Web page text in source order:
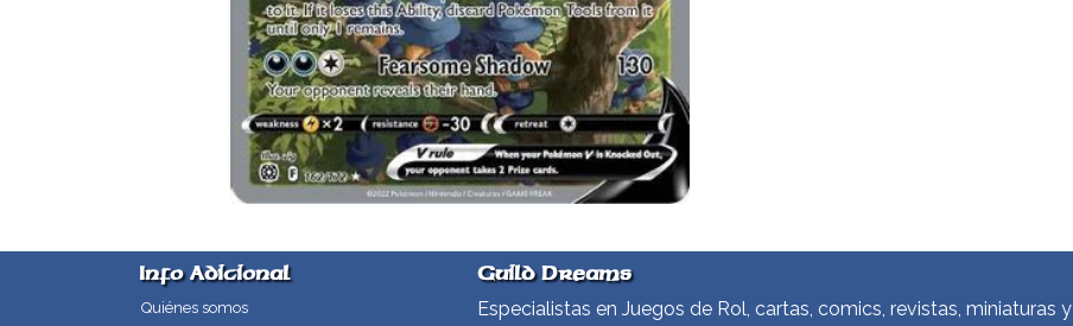
Info Adicional
Quiénes somos
Guild Dreams
Especialistas en Juegos de Rol, cartas, comics, revistas, miniaturas y